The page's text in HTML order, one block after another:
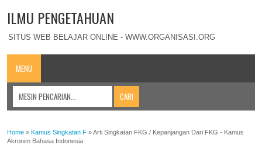
ILMU PENGETAHUAN
SITUS WEB BELAJAR ONLINE - WWW.ORGANISASI.ORG
MENU
Home » Kamus Singkatan F »Arti Singkatan FKG / Kepanjangan Dari FKG - Kamus
Akronim Bahasa Indonesia